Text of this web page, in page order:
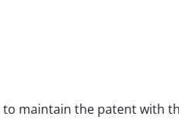
maintain the patent with